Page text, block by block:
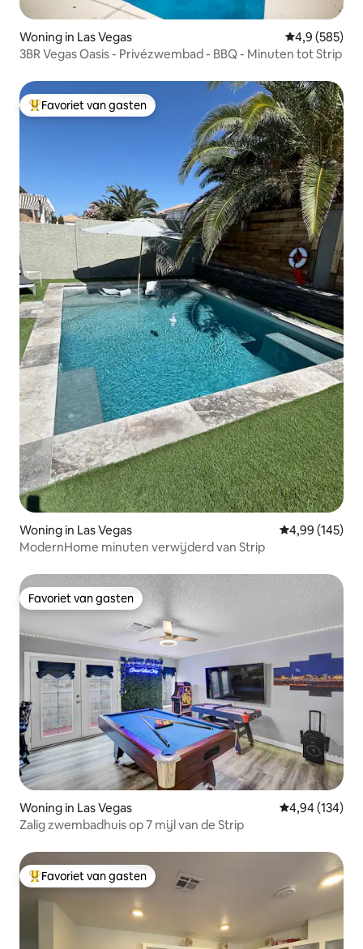
Woning in Las Vegas Gemiddelde
4,9 (585)
3BR Vegas Oasis - Privézwembad - BBQ - Minuten tot Strip
Topfavoriet van gasten
Favoriet van gasten
Woning in Las Vegas Gemiddelde
4,99 (145)
ModernHome minuten verwijderd van Strip
Favoriet van gasten
Favoriet van gasten
Woning in Las Vegas Gemiddelde
4,94 (134)
Zalig zwembadhuis op 7 mijl van de Strip
Topfavoriet van gasten
Favoriet van gasten